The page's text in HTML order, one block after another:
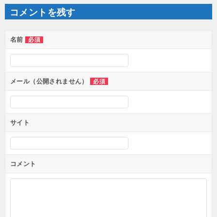
ゲ
ー
シ
ン
コメントを残す
名前 必須
メール（公開されません） 必須
サイト
コメント